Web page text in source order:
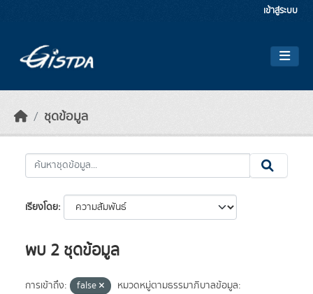
เข้าสู่ระบบ
ชุดข้อมูล
เรียงโดย
พบ 2 ชุดข้อมูล
การเข้าถึง: false
หมวดหมู่ตามธรรมาภิบาลข้อมูล: